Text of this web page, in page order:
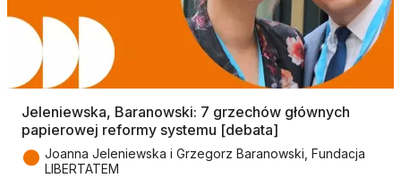
Jeleniewska, Baranowski: 7 grzechów głównych
papierowej reformy systemu [debata]
● Joanna Jeleniewska i Grzegorz Baranowski, Fundacja
LIBERTATEM